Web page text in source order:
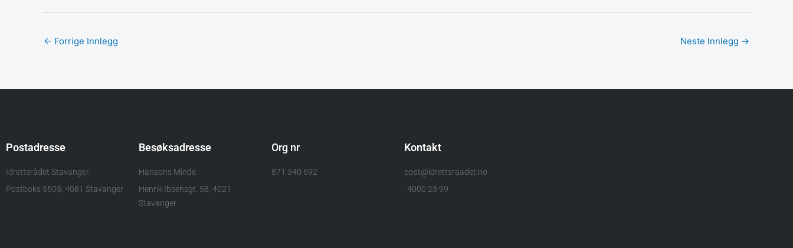
← Forrige Innlegg Neste Innlegg →
Postadresse
Idrettsrådet Stavanger
Postboks 5505, 4081 Stavanger
Besøksadresse
Hansons Minde
Henrik Ibsensgt. 58, 4021
Stavanger
Org nr
871 340 692
Kontakt
post@idrettsraadet.no
4000 23 99